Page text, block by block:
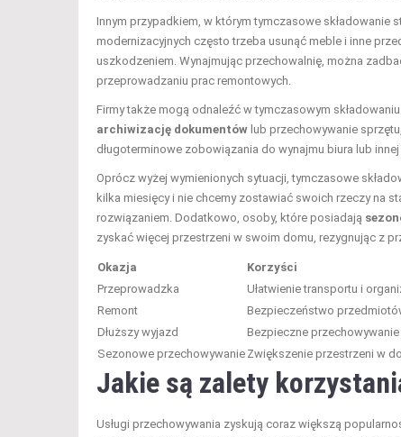
Innym przypadkiem, w którym tymczasowe składowanie
modernizacyjnych często trzeba usunąć meble i inne
uszkodzeniem. Wynajmując przechowalnię, można
przeprowadzaniu prac remontowych.
Firmy także mogą odnaleźć w tymczasowym
archiwizację dokumentów lub przechowywanie
długoterminowe zobowiązania do wynajmu biura lub
Oprócz wyżej wymienionych sytuacji, tymczasowe
kilka miesięcy i nie chcemy zostawiać swoich rzeczy na
rozwiązaniem. Dodatkowo, osoby, które posiadają
zyskać więcej przestrzeni w swoim domu, rezygnując z
Okazja
Korzyści
Przeprowadzka
Ułatwienie transportu i
Remont
Bezpieczeństwo
Dłuższy wyjazd
Bezpieczne
Sezonowe przechowywanie Zwiększenie przestrzeni w
Jakie są zalety
Usługi przechowywania zyskują coraz większą